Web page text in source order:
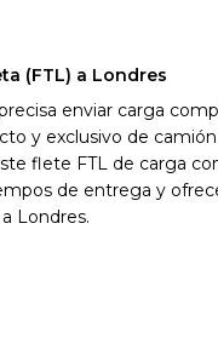
(FTL) a Londres
enviar carga
y exclusivo de
flete FTL de carga
de entrega y
Londres.